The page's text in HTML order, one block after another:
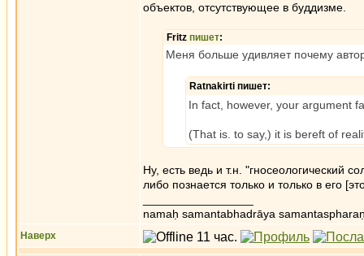
объектов, отсутствующее в буддизме.
Fritz пишет:
Меня больше удивляет почему
Ratnakirti пишет:
In fact, however, your argument
(That is. to say,) it is bereft of
Ну, есть ведь и т.н. "гносеологический
либо познается только и только в его
namaḥ samantabhadrāya
Наверх